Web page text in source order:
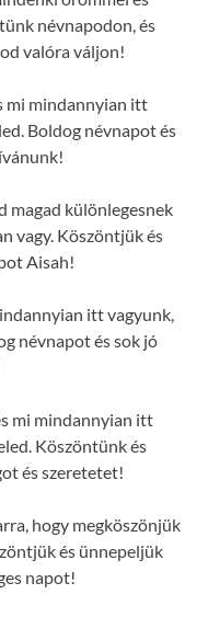
névnapodon, és
valóra váljon!
mi mindannyian itt
Boldog névnapot és
magad különlegesnek
vagy. Köszöntjük és
Aisah!
itt vagyunk,
névnapot és sok jó
mi mindannyian itt
Köszöntünk és
és szeretetet!
hogy megköszönjük
és ünnepeljük
napot!